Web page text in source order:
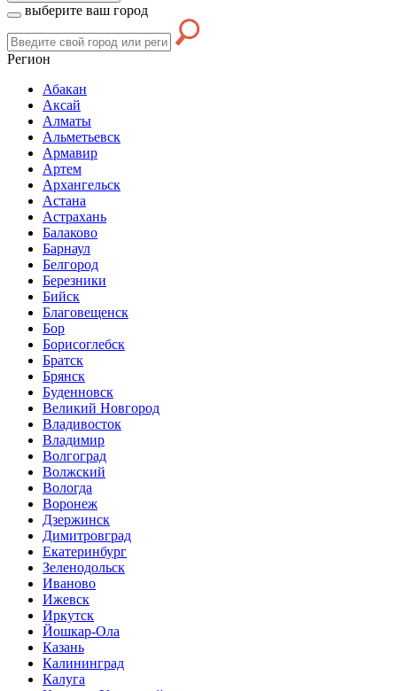
выберите ваш город
Регион
Абакан
Аксай
Алматы
Альметьевск
Армавир
Артем
Архангельск
Астана
Астрахань
Балаково
Барнаул
Белгород
Березники
Бийск
Благовещенск
Бор
Борисоглебск
Братск
Брянск
Буденновск
Великий Новгород
Владивосток
Владимир
Волгоград
Волжский
Вологда
Воронеж
Дзержинск
Димитровград
Екатеринбург
Зеленодольск
Иваново
Ижевск
Иркутск
Йошкар-Ола
Казань
Калининград
Калуга